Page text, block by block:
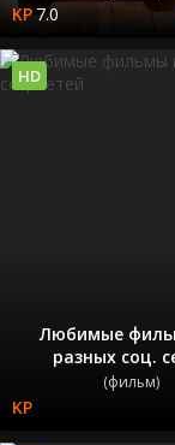
7.0
Любимые
разных соц.
(фильм)
HD